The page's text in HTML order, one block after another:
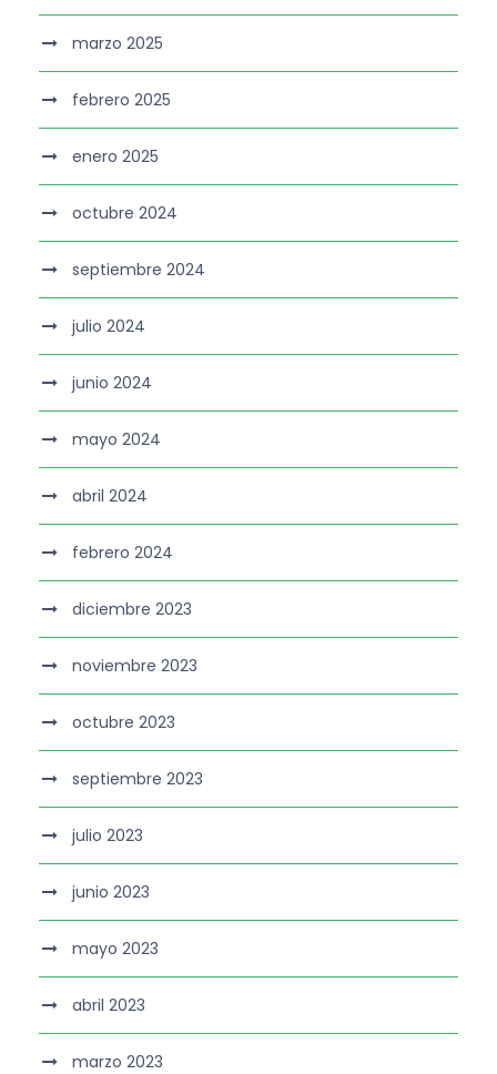
marzo 2025
febrero 2025
enero 2025
octubre 2024
septiembre 2024
julio 2024
junio 2024
mayo 2024
abril 2024
febrero 2024
diciembre 2023
noviembre 2023
octubre 2023
septiembre 2023
julio 2023
junio 2023
mayo 2023
abril 2023
marzo 2023